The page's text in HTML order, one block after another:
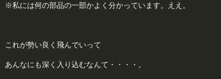
※私には何の部品の一部かよく分かっています。ええ。
これが勢い良く飛んでいって
あんなにも深く入り込むなんて・・・・。